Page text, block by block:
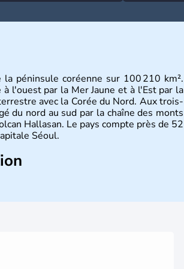
péninsule coréenne sur 100 210 km².
l'ouest par la Mer Jaune et à l'Est par la
avec la Corée du Nord. Aux trois-
du nord au sud par la chaîne des monts
Hallasan. Le pays compte près de 52
Séoul.